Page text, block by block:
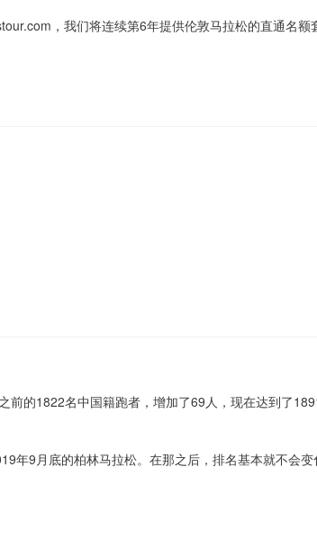
，我们将连续第6年提供伦敦马拉松的直通名额
65
前的1822名中国籍跑者，增加了69人，现在达到了
年9月底的柏林马拉松。在那之后，排名基本就不会变